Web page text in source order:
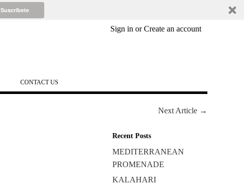
Suscríbete
Sign in orCreate an account
CONTACT US
Next Article →
Recent Posts
MEDITERRANEAN
PROMENADE
KALAHARI